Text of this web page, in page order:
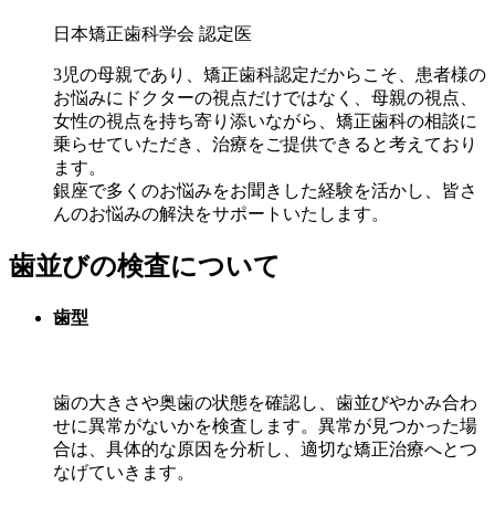
日本矯正歯科学会 認定医
3児の母親であり、矯正歯科認定だからこそ、患者様の
お悩みにドクターの視点だけではなく、母親の視点、
女性の視点を持ち寄り添いながら、矯正歯科の相談に
乗らせていただき、治療をご提供できると考えており
ます。
銀座で多くのお悩みをお聞きした経験を活かし、皆さ
んのお悩みの解決をサポートいたします。
歯並びの検査について
歯型
歯の大きさや奥歯の状態を確認し、歯並びやかみ合わ
せに異常がないかを検査します。異常が見つかった場
合は、具体的な原因を分析し、適切な矯正治療へとつ
なげていきます。